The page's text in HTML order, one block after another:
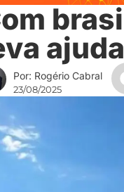
Por: Rogério Cabral
23/08/2025